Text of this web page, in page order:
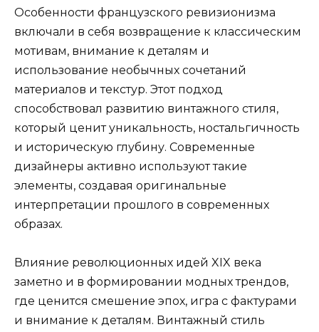
Особенности французского ревизионизма
включали в себя возвращение к классическим
мотивам, внимание к деталям и
использование необычных сочетаний
материалов и текстур. Этот подход
способствовал развитию винтажного стиля,
который ценит уникальность, ностальгичность
и историческую глубину. Современные
дизайнеры активно используют такие
элементы, создавая оригинальные
интерпретации прошлого в современных
образах.
Влияние революционных идей XIX века
заметно и в формировании модных трендов,
где ценится смешение эпох, игра с фактурами
и внимание к деталям. Винтажный стиль